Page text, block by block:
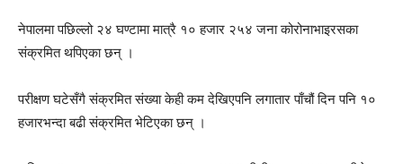
नेपालमा पछिल्लो २४ घण्टामा मात्रै १० हजार २५४ जना कोरोनाभाइरसका
संक्रमित थपिएका छन् ।
परीक्षण घटेसँगै संक्रमित संख्या केही कम देखिएपनि लगातार पाँचौं दिन पनि १०
हजारभन्दा बढी संक्रमित भेटिएका छन् ।